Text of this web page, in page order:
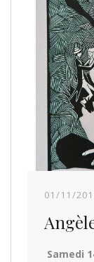
01/11/
Samedi